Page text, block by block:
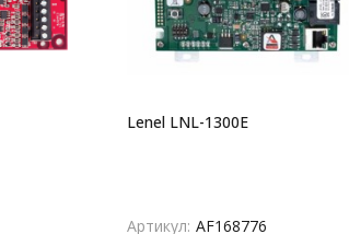
Lenel LNL-1300E
Артикул: AF168776